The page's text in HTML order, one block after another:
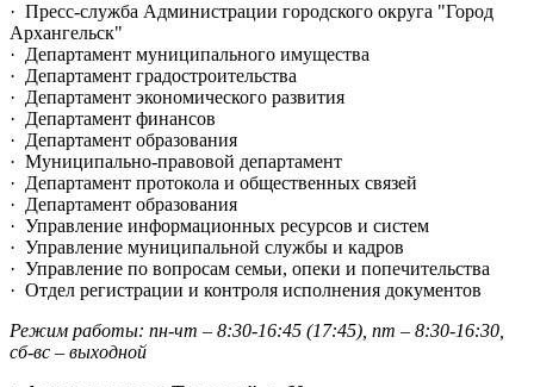
· Пресс-служба Администрации городского округа "Город
Архангельск"
· Департамент муниципального имущества
· Департамент градостроительства
· Департамент экономического развития
· Департамент финансов
· Департамент образования
· Муниципально-правовой департамент
· Департамент протокола и общественных связей
· Департамент образования
· Управление информационных ресурсов и систем
· Управление муниципальной службы и кадров
· Управление по вопросам семьи, опеки и попечительства
· Отдел регистрации и контроля исполнения документов
Режим работы: пн-чт – 8:30-16:45 (17:45), пт – 8:30-16:30,
сб-вс – выходной